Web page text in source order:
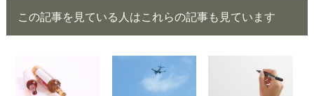
この記事を見ている人はこれらの記事も見ています